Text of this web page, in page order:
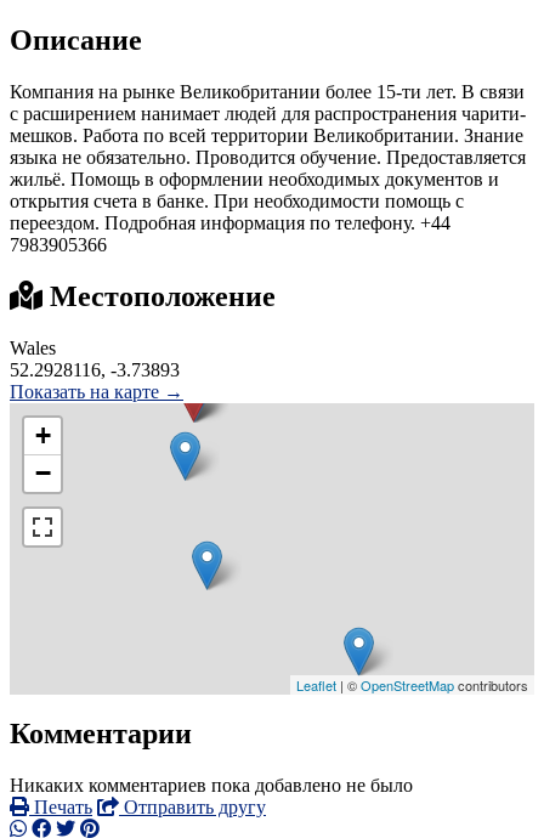
Описание
Компания на рынке Великобритании более 15-ти лет. В связи
с расширением нанимает людей для распространения чарити-
мешков. Работа по всей территории Великобритании. Знание
языка не обязательно. Проводится обучение. Предоставляется
жильё. Помощь в оформлении необходимых документов и
открытия счета в банке. При необходимости помощь с
переездом. Подробная информация по телефону. +44
7983905366
Местоположение
Wales
52.2928116, -3.73893
Показать на карте →
+
−
Leaflet | ©OpenStreetMapcontributors
Комментарии
Никаких комментариев пока добавлено не было
Печать
Отправить другу